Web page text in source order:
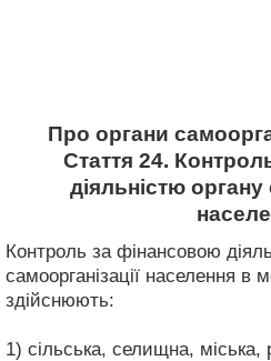
Про органи
Стаття 24.
діяльністю органу
Контроль за фінансовою
самоорганізації населення в
здійснюють:
1) сільська, селищна, міська,